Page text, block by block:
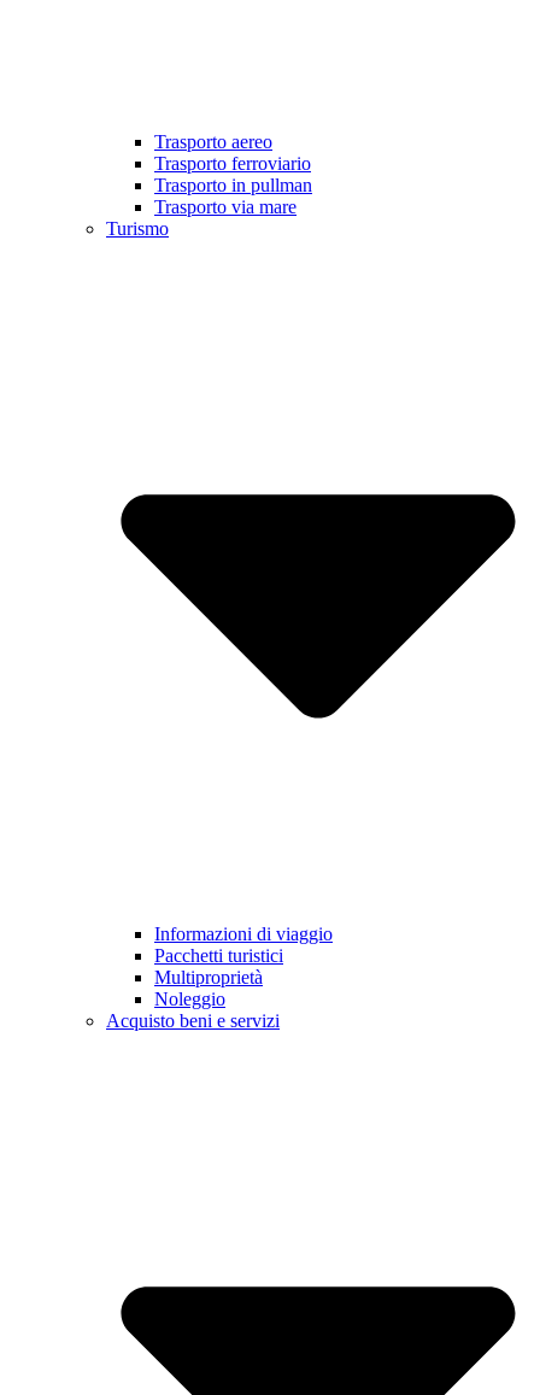
Trasporto aereo
Trasporto ferroviario
Trasporto in pullman
Trasporto via mare
Turismo
Informazioni di viaggio
Pacchetti turistici
Multiproprietà
Noleggio
Acquisto beni e servizi